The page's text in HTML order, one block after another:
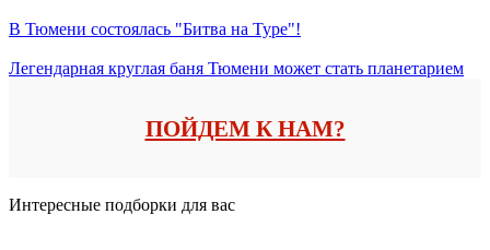
В Тюмени состоялась "Битва на Туре"!
Легендарная круглая баня Тюмени может стать планетарием
ПОЙДЕМ К НАМ?
Интересные подборки для вас